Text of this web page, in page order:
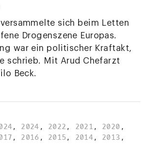
versammelte sich beim Letten
Drogenszene Europas.
war ein politischer Kraftakt,
schrieb. Mit Arud Chefarzt
Beck.
, 2024 , 2022 , 2021 , 2020 ,
, 2016 , 2015 , 2014, 2013 ,